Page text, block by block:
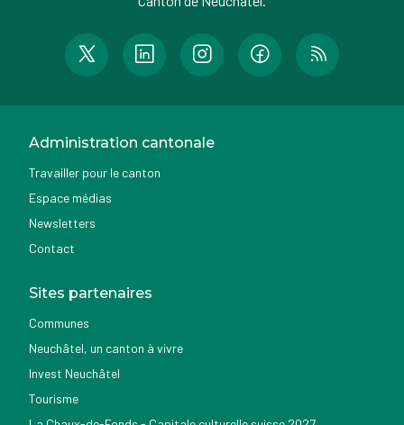
Administration cantonale
Travailler pour le canton
Espace médias
Newsletters
Contact
Sites partenaires
Communes
Neuchâtel, un canton à vivre
Invest Neuchâtel
Tourisme